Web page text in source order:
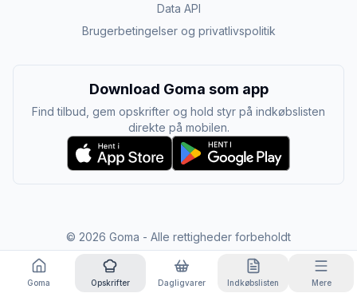
Data API
Brugerbetingelser og privatlivspolitik
Download Goma som app
Find tilbud, gem opskrifter og hold styr på indkøbslisten
direkte på mobilen.
© 2026 Goma - Alle rettigheder forbeholdt
Goma Opskrifter Dagligvarer Indkøbslisten Mere